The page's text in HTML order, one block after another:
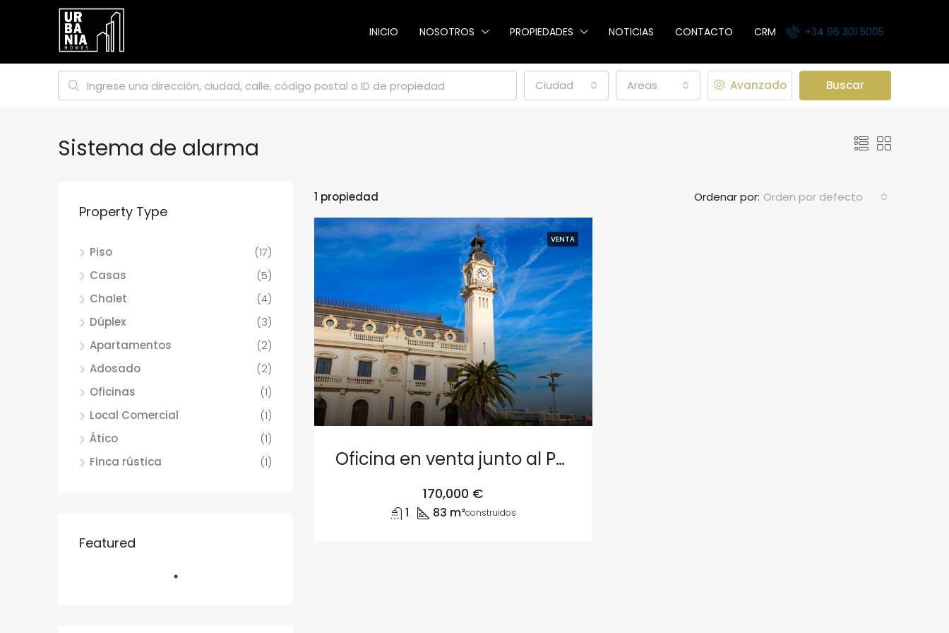
INICIO NOSOTROS PROPIEDADES NOTICIAS CONTACTO CRM +34 96 301 5005
Ciudad Areas Avanzado Buscar
Sistema de alarma
1 propiedad Ordenar por: Orden por defecto
VENTA
Oficina en venta junto al Puerto de Valencia
170,000 €
1 83 m²construidos
Property Type
Piso
(17)
Casas
(5)
Chalet
(4)
Dúplex
(3)
Apartamentos
(2)
Adosado
(2)
Oficinas
(1)
Local Comercial
(1)
Ático
(1)
Finca rústica
(1)
Featured